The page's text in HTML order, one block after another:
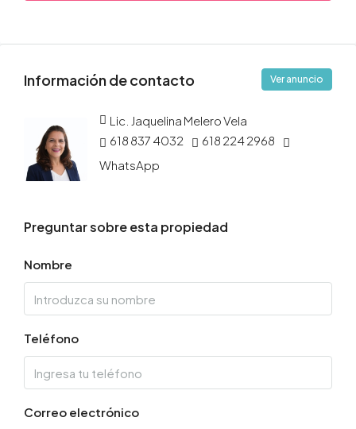
Información de contacto Ver anuncio
Lic. Jaquelina Melero Vela
618 837 4032
618 224 2968
WhatsApp
Preguntar sobre esta propiedad
Nombre
Teléfono
Correo electrónico